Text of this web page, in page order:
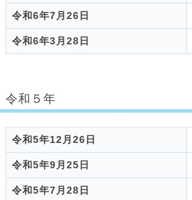
令和6年7月26日
令和6年3月28日
令和５年
令和5年12月26日
令和5年9月25日
令和5年7月28日